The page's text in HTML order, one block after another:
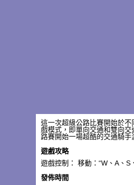
這一次超級公路比賽開始於
戲模式，即單向交通和雙向
路賽開始一場超酷的交通騎手
遊戲攻略
遊戲控制： 移動：“W、A、S
發佈時間